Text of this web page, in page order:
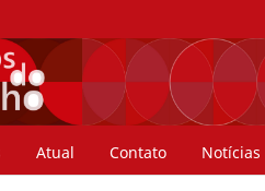
Atual Contato Notícias